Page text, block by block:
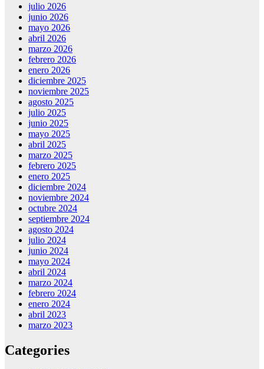
julio 2026
junio 2026
mayo 2026
abril 2026
marzo 2026
febrero 2026
enero 2026
diciembre 2025
noviembre 2025
agosto 2025
julio 2025
junio 2025
mayo 2025
abril 2025
marzo 2025
febrero 2025
enero 2025
diciembre 2024
noviembre 2024
octubre 2024
septiembre 2024
agosto 2024
julio 2024
junio 2024
mayo 2024
abril 2024
marzo 2024
febrero 2024
enero 2024
abril 2023
marzo 2023
Categories